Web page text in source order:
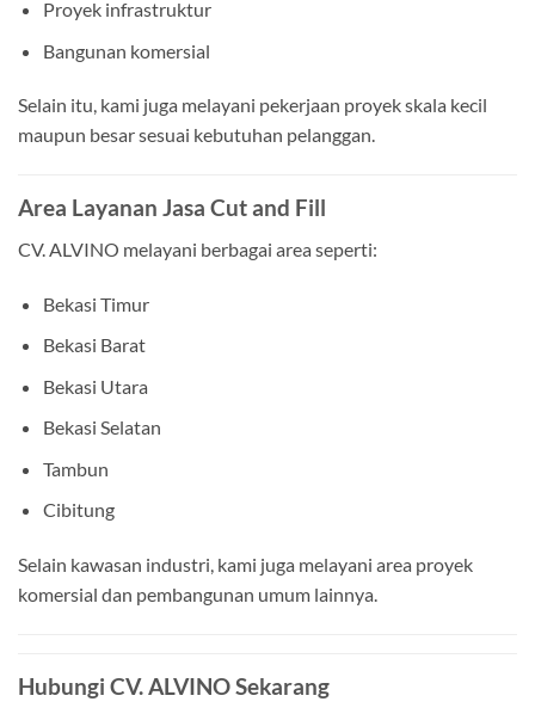
Proyek infrastruktur
Bangunan komersial
Selain itu, kami juga melayani pekerjaan proyek skala kecil
maupun besar sesuai kebutuhan pelanggan.
Area Layanan Jasa Cut and Fill
CV. ALVINO melayani berbagai area seperti:
Bekasi Timur
Bekasi Barat
Bekasi Utara
Bekasi Selatan
Tambun
Cibitung
Selain kawasan industri, kami juga melayani area proyek
komersial dan pembangunan umum lainnya.
Hubungi CV. ALVINO Sekarang